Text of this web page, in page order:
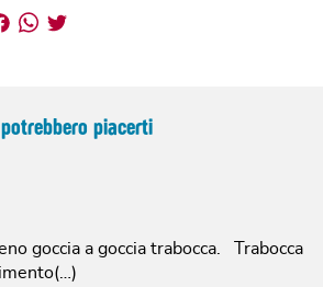
Facebook
Whatsapp
Twitter
piacerti
goccia a goccia trabocca. Trabocca